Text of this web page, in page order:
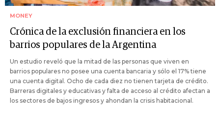
MONEY
Crónica de la exclusión financiera en los
barrios populares de la Argentina
Un estudio reveló que la mitad de las personas que viven en
barrios populares no posee una cuenta bancaria y sólo el 17% tiene
una cuenta digital. Ocho de cada diez no tienen tarjeta de crédito.
Barreras digitales y educativas y falta de acceso al crédito afectan a
los sectores de bajos ingresos y ahondan la crisis habitacional.